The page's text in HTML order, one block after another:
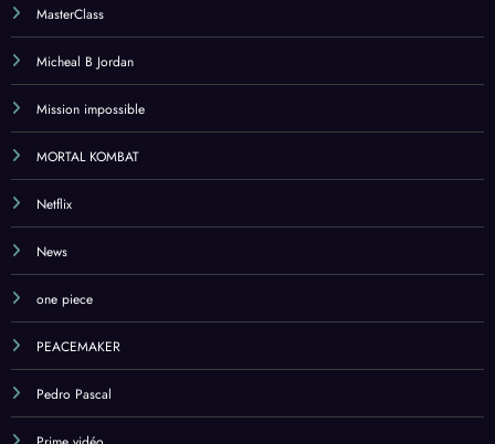
MasterClass
Micheal B Jordan
Mission impossible
MORTAL KOMBAT
Netflix
News
one piece
PEACEMAKER
Pedro Pascal